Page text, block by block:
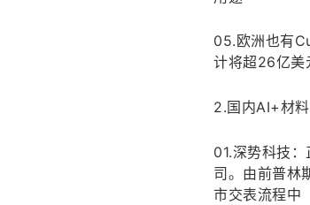
05.欧洲也有
计将超26亿
2.国内AI+材料
01.深势科技
司。由前普林
市交表流程中